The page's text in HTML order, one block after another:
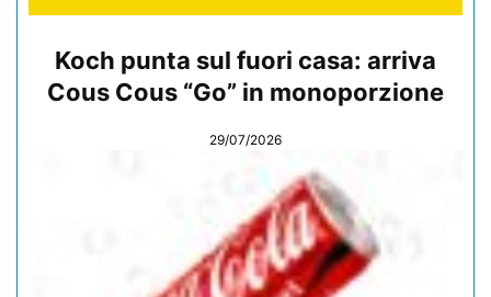
Koch punta sul fuori casa: arriva
Cous Cous “Go” in monoporzione
29/07/2026